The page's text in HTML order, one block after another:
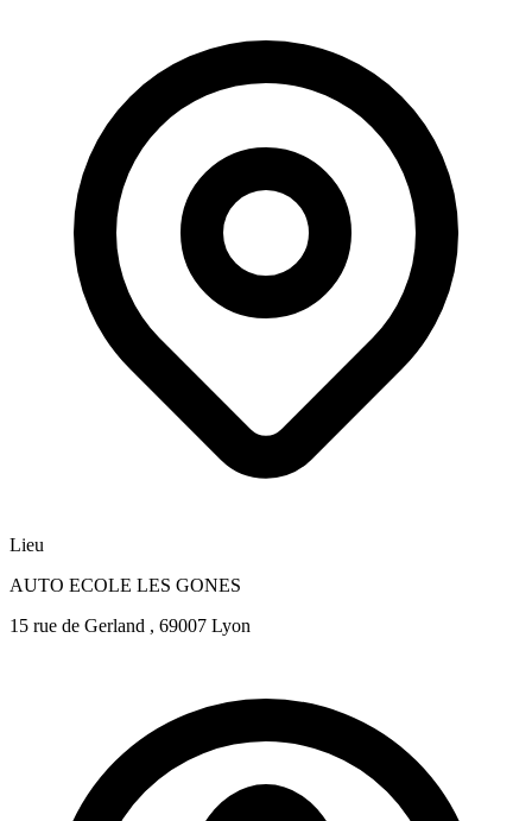
Lieu
AUTO ECOLE LES GONES
15 rue de Gerland , 69007 Lyon